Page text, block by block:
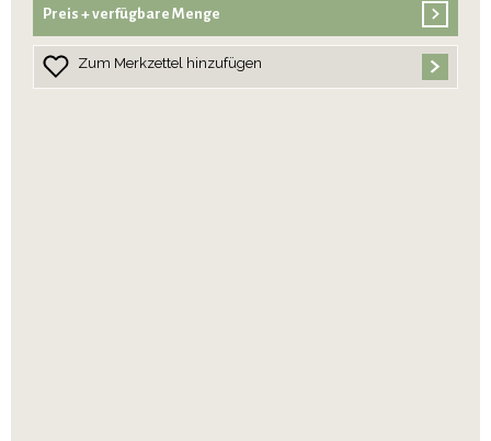
Preis + verfügbare Menge
Zum Merkzettel hinzufügen